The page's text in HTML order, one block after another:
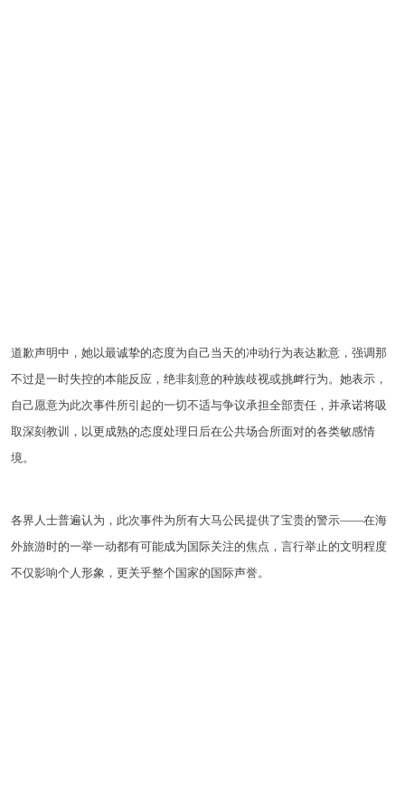
道歉声明中，她以最诚挚的态度为自己当天的冲动行为表达歉意，强调那
不过是一时失控的本能反应，绝非刻意的种族歧视或挑衅行为。她表示，
自己愿意为此次事件所引起的一切不适与争议承担全部责任，并承诺将吸
取深刻教训，以更成熟的态度处理日后在公共场合所面对的各类敏感情
境。
各界人士普遍认为，此次事件为所有大马公民提供了宝贵的警示——在海
外旅游时的一举一动都有可能成为国际关注的焦点，言行举止的文明程度
不仅影响个人形象，更关乎整个国家的国际声誉。